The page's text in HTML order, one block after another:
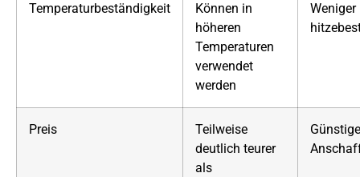
Temperaturbeständigkeit
Können in
höheren
Temperaturen
verwendet
werden
Weniger
Preis
Teilweise
deutlich teurer
als